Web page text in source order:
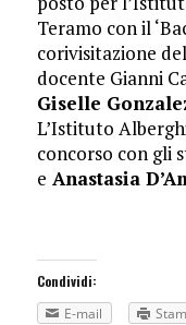
Teramo con il
corivisitazione
docente Gianni
Giselle
L’Istituto
concorso con gli
e Anastasia
Condividi:
E-mail